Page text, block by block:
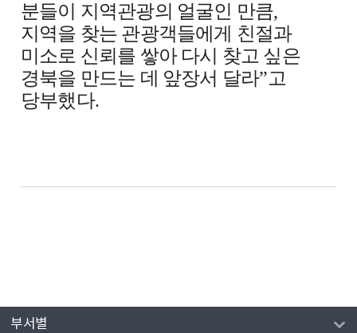
분들이 지역관광의 얼굴인 만큼,
지역을 찾는 관광객들에게 친절과
미소로 신뢰를 쌓아 다시 찾고 싶은
경북을 만드는 데 앞장서 달라”고
당부했다.
부서별